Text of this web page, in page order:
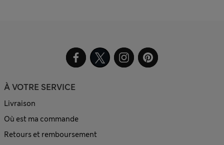
À VOTRE SERVICE
Livraison
Où est ma commande
Retours et remboursement